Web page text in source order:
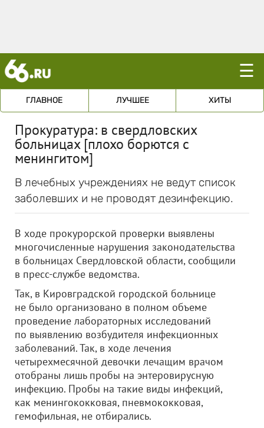
☰
ГЛАВНОЕ ЛУЧШЕЕ ХИТЫ
Прокуратура: в свердловских
больницах [плохо борются с
менингитом]
В лечебных учреждениях не ведут список
заболевших и не проводят дезинфекцию.
В ходе прокурорской проверки выявлены
многочисленные нарушения законодательства
в больницах Свердловской области, сообщили
в пресс-службе ведомства.
Так, в Кировградской городской больнице
не было организовано в полном объеме
проведение лабораторных исследований
по выявлению возбудителя инфекционных
заболеваний. Так, в ходе лечения
четырехмесячной девочки лечащим врачом
отобраны лишь пробы на энтеровирусную
инфекцию. Пробы на такие виды инфекций,
как менингококковая, пневмококковая,
гемофильная, не отбирались.